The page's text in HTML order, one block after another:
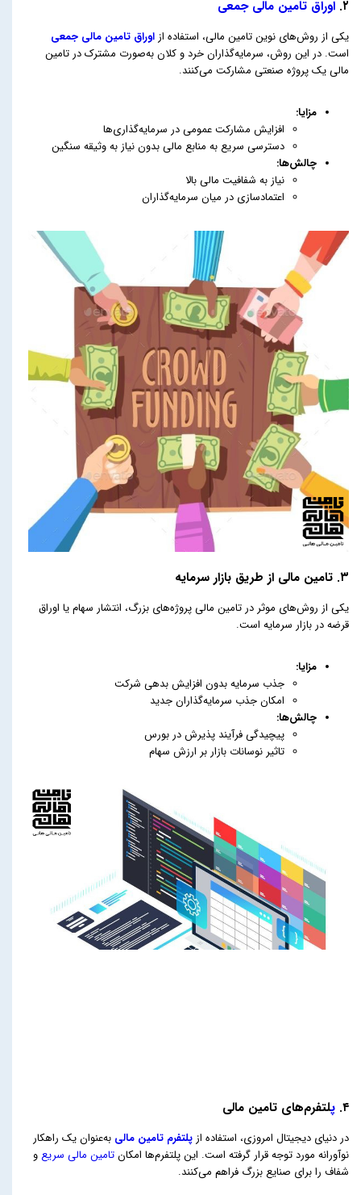
۲. اوراق تامین مالی جمعی
یکی از روش‌های نوین تامین مالی، استفاده ازاوراق تامین مالی جمعی
است. در این روش، سرمایه‌گذاران خرد و کلان به‌صورت مشترک در تامین
مالی یک پروژه صنعتی مشارکت می‌کنند.
مزایا:
افزایش مشارکت عمومی در سرمایه‌گذاری‌ها
دسترسی سریع به منابع مالی بدون نیاز به وثیقه سنگین
چالش‌ها:
نیاز به شفافیت مالی بالا
اعتمادسازی در میان سرمایه‌گذاران
۳. تامین مالی از طریق بازار سرمایه
یکی از روش‌های موثر در تامین مالی پروژه‌های بزرگ، انتشار سهام یا اوراق
قرضه در بازار سرمایه است.
مزایا:
جذب سرمایه بدون افزایش بدهی شرکت
امکان جذب سرمایه‌گذاران جدید
چالش‌ها:
پیچیدگی فرآیند پذیرش در بورس
تاثیر نوسانات بازار بر ارزش سهام
۴. پلتفرم‌های تامین مالی
در دنیای دیجیتال امروزی، استفاده از پلتفرم تامین مالی به‌عنوان یک راهکار
نوآورانه مورد توجه قرار گرفته است. این پلتفرم‌ها امکانتامین مالی سریع و
شفاف را برای صنایع بزرگ فراهم می‌کنند.